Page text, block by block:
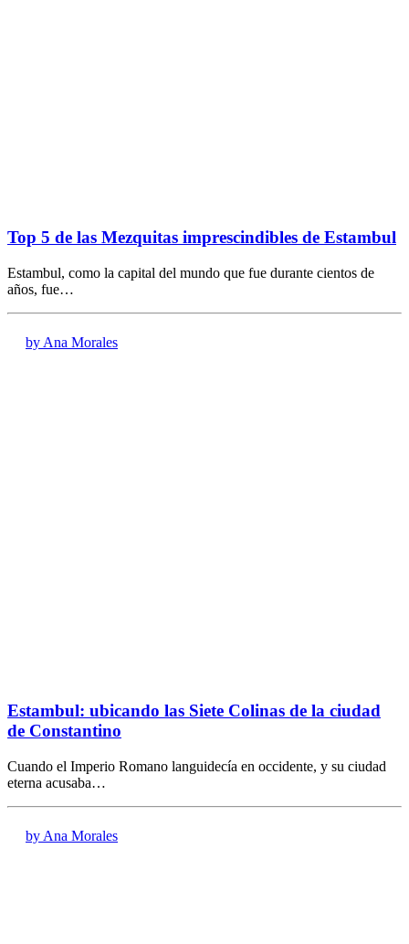
Top 5 de las Mezquitas imprescindibles de Estambul
Estambul, como la capital del mundo que fue durante cientos de
años, fue…
by Ana Morales
Estambul: ubicando las Siete Colinas de la ciudad
de Constantino
Cuando el Imperio Romano languidecía en occidente, y su ciudad
eterna acusaba…
by Ana Morales